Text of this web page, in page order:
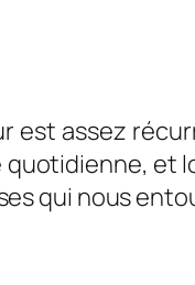
est assez
et
qui nous